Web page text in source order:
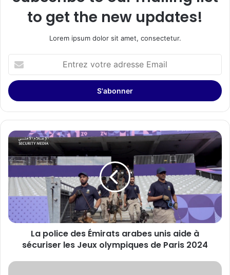
to get the new updates!
Lorem ipsum dolor sit amet, consectetur.
votre
adresse
Email
La
police
des
Émirats
arabes
unis
aide
à
sécuriser
Jeux
de
La police des Émirats arabes unis aide à
sécuriser les Jeux olympiques de Paris 2024
Assurer